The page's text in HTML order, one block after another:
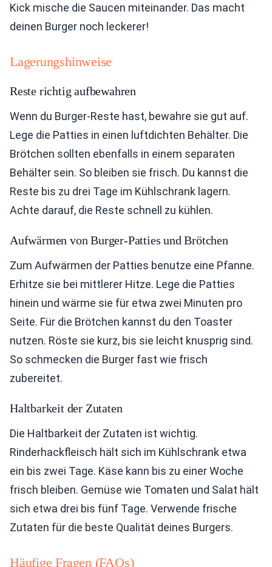
Kick mische die Saucen miteinander. Das macht
deinen Burger noch leckerer!
Lagerungshinweise
Reste richtig aufbewahren
Wenn du Burger-Reste hast, bewahre sie gut auf.
Lege die Patties in einen luftdichten Behälter. Die
Brötchen sollten ebenfalls in einem separaten
Behälter sein. So bleiben sie frisch. Du kannst die
Reste bis zu drei Tage im Kühlschrank lagern.
Achte darauf, die Reste schnell zu kühlen.
Aufwärmen von Burger-Patties und Brötchen
Zum Aufwärmen der Patties benutze eine Pfanne.
Erhitze sie bei mittlerer Hitze. Lege die Patties
hinein und wärme sie für etwa zwei Minuten pro
Seite. Für die Brötchen kannst du den Toaster
nutzen. Röste sie kurz, bis sie leicht knusprig sind.
So schmecken die Burger fast wie frisch
zubereitet.
Haltbarkeit der Zutaten
Die Haltbarkeit der Zutaten ist wichtig.
Rinderhackfleisch hält sich im Kühlschrank etwa
ein bis zwei Tage. Käse kann bis zu einer Woche
frisch bleiben. Gemüse wie Tomaten und Salat hält
sich etwa drei bis fünf Tage. Verwende frische
Zutaten für die beste Qualität deines Burgers.
Häufige Fragen (FAQs)